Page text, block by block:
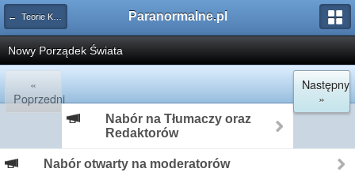
← Teorie Konspiracyjne Paranormalne.pl
Nowy Porządek Świata
«
Poprzedni
Następny
»
Nabór na Tłumaczy oraz
Redaktorów
Nabór otwarty na moderatorów